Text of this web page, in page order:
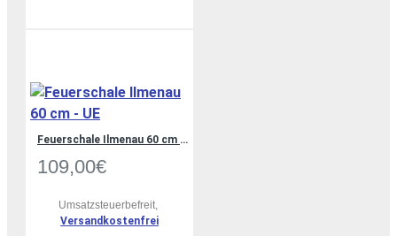
Feuerschale Ilmenau 60 cm - UE
109,00€
Umsatzsteuerbefreit,
Versandkostenfrei